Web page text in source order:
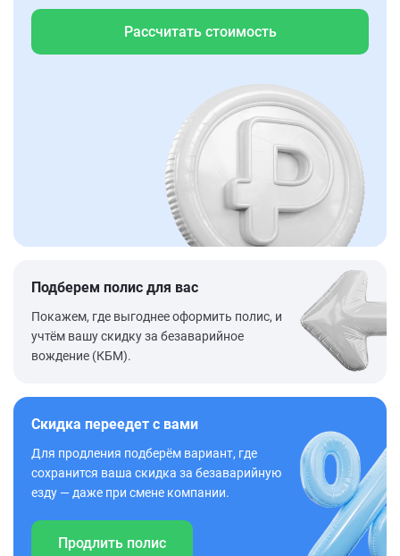
Рассчитать стоимость
Подберем полис для вас
Покажем, где выгоднее оформить полис, и
учтём вашу скидку за безаварийное
вождение (КБМ).
Скидка переедет с вами
Для продления подберём вариант, где
сохранится ваша скидка за безаварийную
езду — даже при смене компании.
Продлить полис